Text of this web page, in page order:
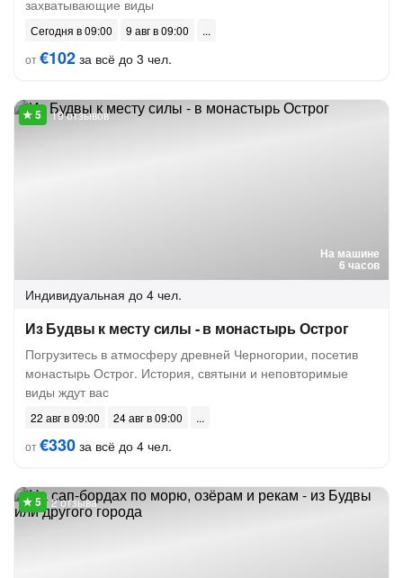
захватывающие виды
Сегодня в 09:00
9 авг в 09:00
от€102 за всё до 3 чел.
На машине
6 часов
19 отзывов
Индивидуальная до 4 чел.
Из Будвы к месту силы - в монастырь Острог
Погрузитесь в атмосферу древней Черногории, посетив
монастырь Острог. История, святыни и неповторимые
виды ждут вас
22 авг в 09:00
24 авг в 09:00
от€330 за всё до 4 чел.
2 отзыва